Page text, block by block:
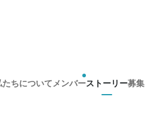
たちについて メンバーストーリー募集